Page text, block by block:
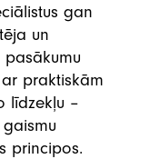
gan
un
praktiskām
līdzekļu –
principos.